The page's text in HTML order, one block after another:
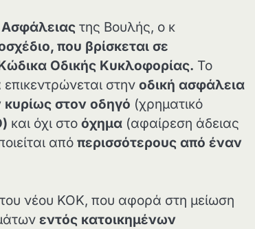
Ασφάλειας της Βουλής, ο κ
που βρίσκεται σε
Οδικής Κυκλοφορίας. Το
στην οδική ασφάλεια
στον οδηγό (χρηματικό
και όχι στο όχημα (αφαίρεση άδειας
από περισσότερους από έναν
νέου ΚΟΚ, που αφορά στη μείωση
εντός κατοικημένων